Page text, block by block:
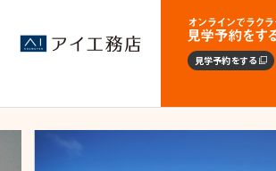
見学予約をする
アクセス